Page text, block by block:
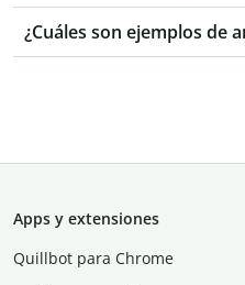
¿Cuáles son ejemplos de
Apps y extensiones
Quillbot para Chrome